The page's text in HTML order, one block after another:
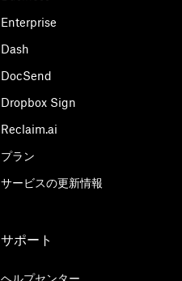
Enterprise
Dash
DocSend
Dropbox Sign
Reclaim.ai
プラン
サービスの更新情報
サポート
ヘルプセンター